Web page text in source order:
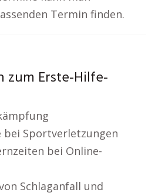
Termin finden.
zum Erste-Hilfe-
bei Sportverletzungen
bei Online-
Schlaganfall und